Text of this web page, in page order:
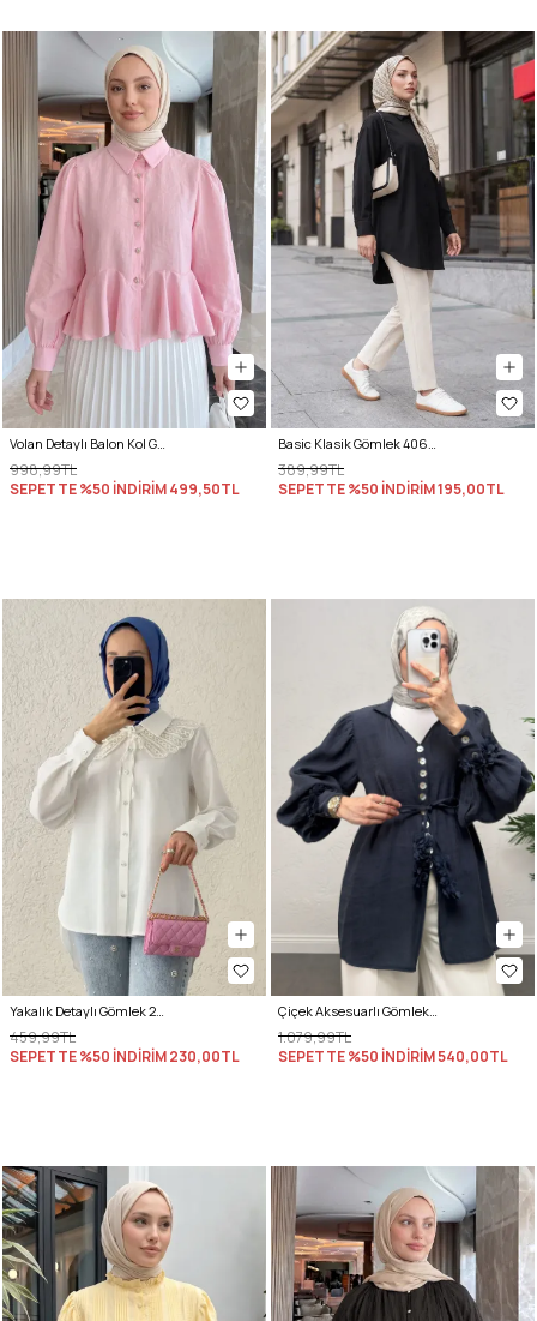
Volan Detaylı Balon Kol Gömlek Y0095 - PEMBE
998,99TL
SEPETTE %50 İNDİRİM499,50TL
Basic Klasik Gömlek 4062 - SİYAH
389,99TL
SEPETTE %50 İNDİRİM195,00TL
Yakalık Detaylı Gömlek 2214 - BEYAZ
459,99TL
SEPETTE %50 İNDİRİM230,00TL
Çiçek Aksesuarlı Gömlek 0064 - LACİVERT
1.079,99TL
SEPETTE %50 İNDİRİM540,00TL